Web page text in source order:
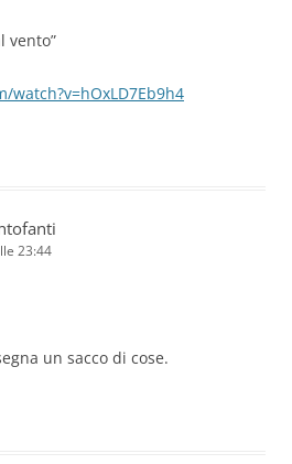
vento”
23:44
un sacco di cose.